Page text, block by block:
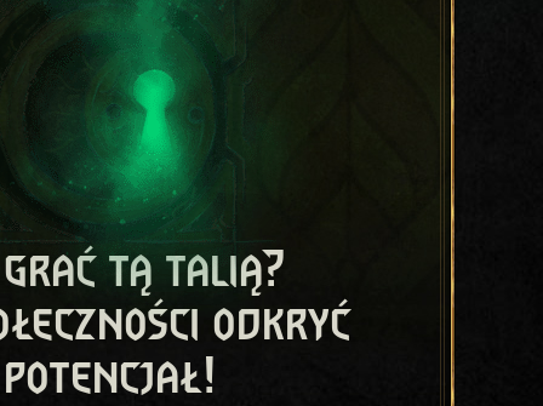
grać tą talią?
odkryć